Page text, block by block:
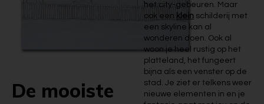
De mooiste
het city-gebeuren. Maar
ook een klein schilderij met
een skyline kan al
wonderen doen. Ook al
woon je heel rustig op het
platteland, het fungeert
bijna als een venster op de
stad. Je ziet er telkens weer
nieuwe elementen in en je